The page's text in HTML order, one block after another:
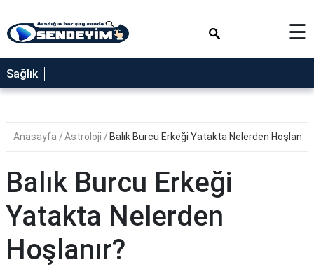
SAĞLIK
NEDİR
YEMEK
RÜYA
GEZİLECEK
YERLER
☰
Sağlık
Anasayfa Astroloji Balık Burcu Erkeği Yatakta Nelerden Hoşlanır?
Balık Burcu Erkeği
Yatakta Nelerden
Hoşlanır?